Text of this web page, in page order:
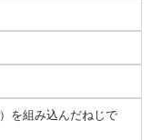
を組み込んだねじで